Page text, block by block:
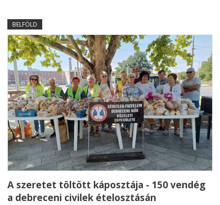
BELFÖLD
A szeretet töltött káposztája - 150 vendég
a debreceni civilek ételosztásán